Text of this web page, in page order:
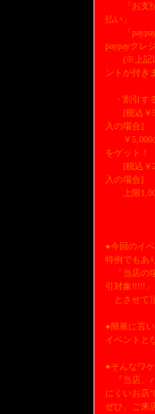
「お支払
払い」
「
paypayクレ
(※上記以
ントが付き
・割引す
[税込￥
入の場合]
￥5,000の
をゲット！
[税込￥
入の場合]
上限1,000
●今回のイ
特例でもあ
「当店の
引対象!!!!!」
とさせて
●簡単に言
イベントと
●そんなワケ
『当店、
にくいお店
ぜひ、ご来